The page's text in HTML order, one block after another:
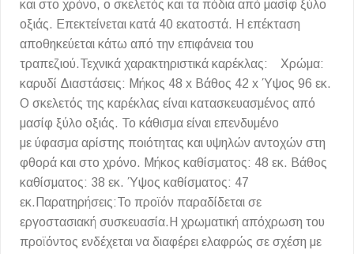
και στο χρόνο, ο σκελετός και τα πόδια από μασίφ ξύλο
οξιάς. Επεκτείνεται κατά 40 εκατοστά. Η επέκταση
αποθηκεύεται κάτω από την επιφάνεια του
τραπεζιού.Τεχνικά χαρακτηριστικά καρέκλας: Χρώμα:
καρυδί Διαστάσεις: Μήκος 48 x Βάθος 42 x Ύψος 96 εκ.
Ο σκελετός της καρέκλας είναι κατασκευασμένος από
μασίφ ξύλο οξιάς. Το κάθισμα είναι επενδυμένο
με ύφασμα αρίστης ποιότητας και υψηλών αντοχών στη
φθορά και στο χρόνο. Μήκος καθίσματος: 48 εκ. Βάθος
καθίσματος: 38 εκ. Ύψος καθίσματος: 47
εκ.Παρατηρήσεις:Το προϊόν παραδίδεται σε
εργοστασιακή συσκευασία.Η χρωματική απόχρωση του
προϊόντος ενδέχεται να διαφέρει ελαφρώς σε σχέση με